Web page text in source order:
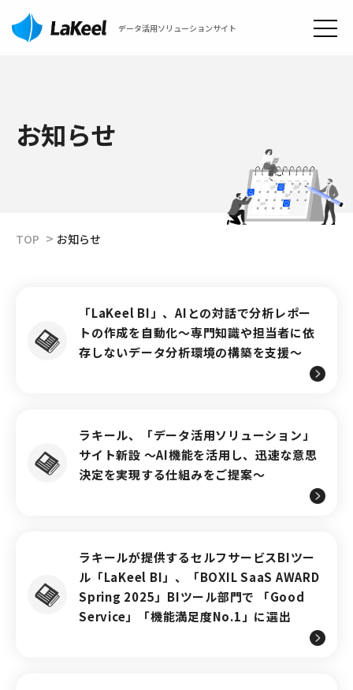
データ活用ソリューションサイト
お知らせ
TOP お知らせ
「LaKeel BI」、AIとの対話で分析レポー
トの作成を自動化〜専門知識や担当者に依
存しないデータ分析環境の構築を支援～
ラキール、「データ活用ソリューション」
サイト新設 ～AI機能を活用し、迅速な意思
決定を実現する仕組みをご提案～
ラキールが提供するセルフサービスBIツー
ル「LaKeel BI」、「BOXIL SaaS AWARD
Spring 2025」BIツール部門で 「Good
Service」「機能満足度No.1」に選出